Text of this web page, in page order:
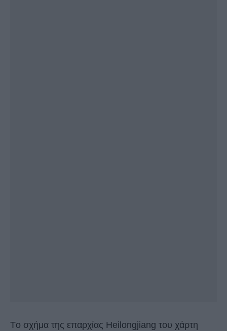
Tο σχήμα της επαρχίας Heilongjiang του χάρτη